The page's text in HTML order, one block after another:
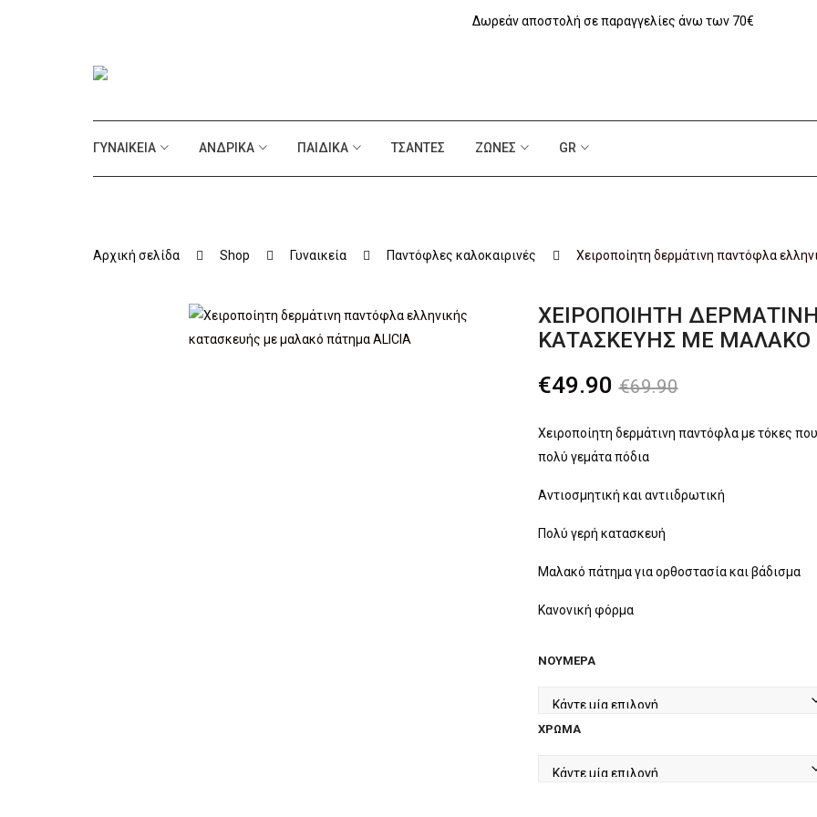
Δωρεάν αποστολή σε παραγγελίες άνω των 70€
ΓΥΝΑΙΚΕΊΑ ΑΝΔΡΙΚΆ ΠΑΙΔΙΚΆ ΤΣΆΝΤΕΣ ΖΏΝΕΣ GR
Αρχική σελίδα Shop Γυναικεία Παντόφλες καλοκαιρινές Xειροποίητη δερμάτινη παντόφλα
XΕΙΡΟΠΟΊΗΤΗ
ΚΑΤΑΣΚΕΥΉΣ ΜΕ ΜΑΛΑΚΌ
€69.90Original
was:
€49.90
Η
τιμή
€49.90.
Χειροποίητη δερμάτινη παντόφλα με τόκες
πολύ γεμάτα πόδια
Αντιοσμητική και αντιιδρωτική
Πολύ γερή κατασκευή
Μαλακό πάτημα για ορθοστασία και βάδισμα
Κανονική φόρμα
ΝΟΎΜΕΡΑ
ΧΡΏΜΑ